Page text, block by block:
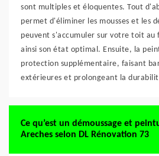
sont multiples et éloquentes. Tout
permet d'éliminer les mousses et les
peuvent s'accumuler sur votre toit au
ainsi son état optimal. Ensuite, la
protection supplémentaire, faisant
extérieures et prolongeant la
Ce qu’est un démoussage et
Areches selon DL Rénovation 73